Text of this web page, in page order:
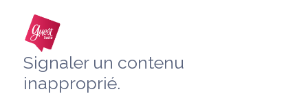
Signaler un contenu
inapproprié.